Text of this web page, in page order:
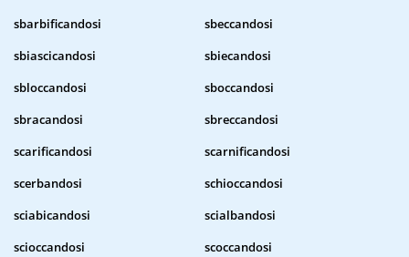
sbarbificandosi
sbeccandosi
sbiascicandosi
sbiecandosi
sbloccandosi
sboccandosi
sbracandosi
sbreccandosi
scarificandosi
scarnificandosi
scerbandosi
schioccandosi
sciabicandosi
scialbandosi
scioccandosi
scoccandosi